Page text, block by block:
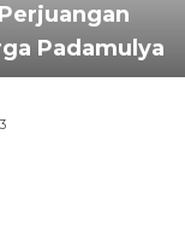
Padamulya